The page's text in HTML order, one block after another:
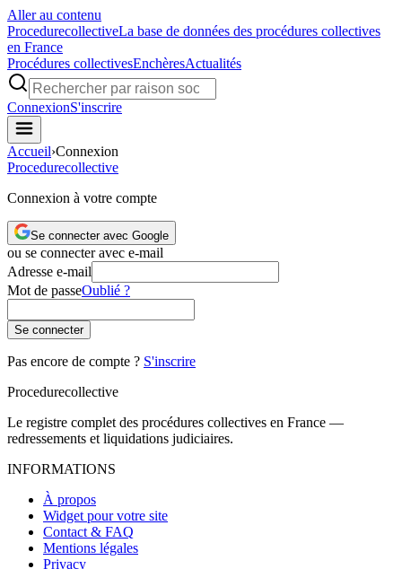
Aller au contenu
ProcedurecollectiveLa base de données des procédures collectives
en France
Procédures collectivesEnchèresActualités
ConnexionS'inscrire
Accueil›Connexion
Procedurecollective
Connexion à votre compte
Se connecter avec Google
ou se connecter avec e-mail
Adresse e-mail
Mot de passeOublié ?
Se connecter
Pas encore de compte ? S'inscrire
Procedurecollective
Le registre complet des procédures collectives en France —
redressements et liquidations judiciaires.
INFORMATIONS
À propos
Widget pour votre site
Contact & FAQ
Mentions légales
Privacy